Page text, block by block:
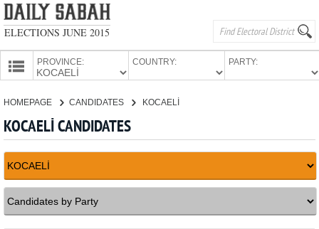
ELECTIONS JUNE 2015
PROVINCE: COUNTRY: PARTY:
HOMEPAGE CANDIDATES KOCAELİ
KOCAELİ CANDIDATES